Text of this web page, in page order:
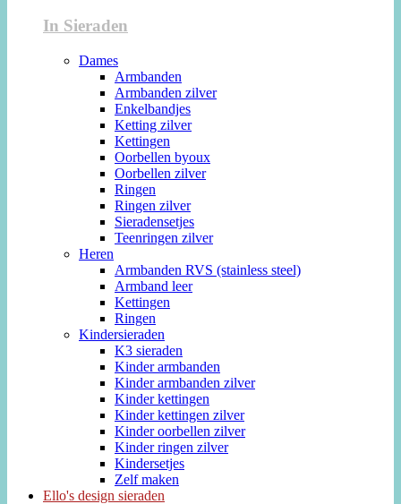
In Sieraden
Dames
Armbanden
Armbanden zilver
Enkelbandjes
Ketting zilver
Kettingen
Oorbellen byoux
Oorbellen zilver
Ringen
Ringen zilver
Sieradensetjes
Teenringen zilver
Heren
Armbanden RVS (stainless steel)
Armband leer
Kettingen
Ringen
Kindersieraden
K3 sieraden
Kinder armbanden
Kinder armbanden zilver
Kinder kettingen
Kinder kettingen zilver
Kinder oorbellen zilver
Kinder ringen zilver
Kindersetjes
Zelf maken
Ello's design sieraden